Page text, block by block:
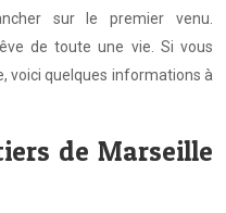
sur le premier venu.
de toute une vie. Si vous
voici quelques informations à
de Marseille